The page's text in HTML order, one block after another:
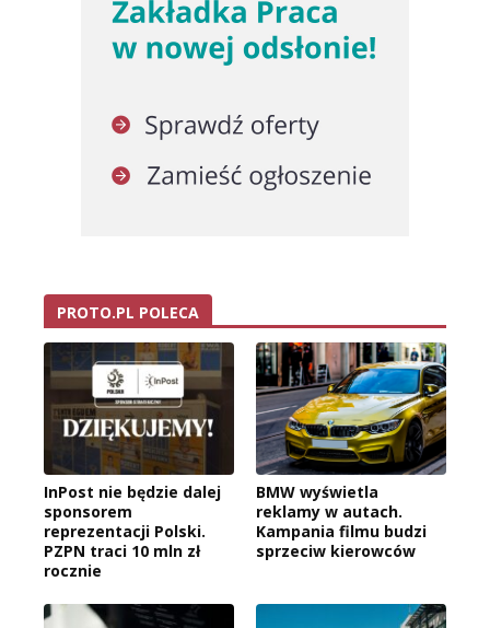
PROTO.PL POLECA
InPost nie będzie dalej
sponsorem
reprezentacji Polski.
PZPN traci 10 mln zł
rocznie
BMW wyświetla
reklamy w autach.
Kampania filmu budzi
sprzeciw kierowców